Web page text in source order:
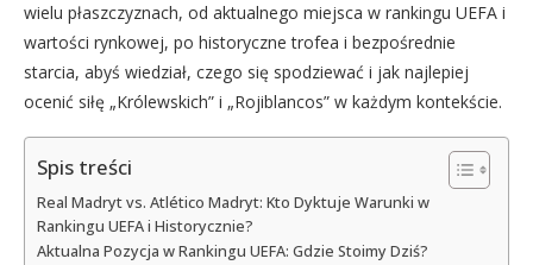
wielu płaszczyznach, od aktualnego miejsca w rankingu UEFA i
wartości rynkowej, po historyczne trofea i bezpośrednie
starcia, abyś wiedział, czego się spodziewać i jak najlepiej
ocenić siłę „Królewskich” i „Rojiblancos” w każdym kontekście.
Spis treści
Real Madryt vs. Atlético Madryt: Kto Dyktuje Warunki w
Rankingu UEFA i Historycznie?
Aktualna Pozycja w Rankingu UEFA: Gdzie Stoimy Dziś?